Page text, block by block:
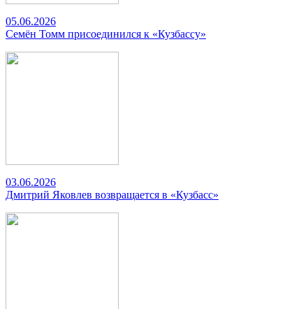
05.06.2026
Семён Томм присоединился к «Кузбассу»
03.06.2026
Дмитрий Яковлев возвращается в «Кузбасс»